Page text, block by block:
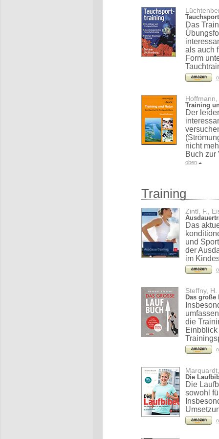
Das
als auch
Form
Hoffmann,
Training
Der
nicht
Buch zur
oben
Training
Zintl, F.,
Das
und
der
im
Steffny,
Das große
die
Die
Die
sowohl